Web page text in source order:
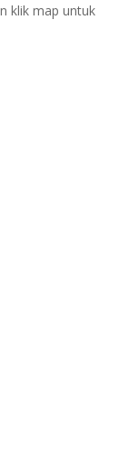
klik map untuk